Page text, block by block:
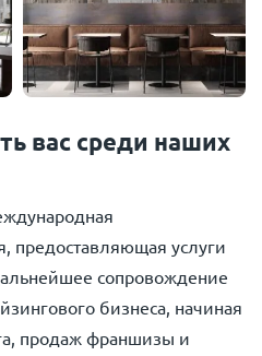
вас среди наших
предоставляющая услуги
сопровождение
бизнеса, начиная
продаж франшизы и